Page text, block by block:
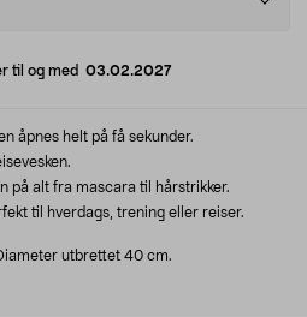
til og med 03.02.2027
åpnes helt på få sekunder.
på alt fra mascara til hårstrikker.
til hverdags, trening eller reiser.
utbrettet 40 cm.